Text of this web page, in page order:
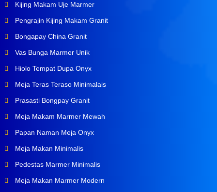
Kijing Makam Uje Marmer
Pengrajin Kijing Makam Granit
Bongapay China Granit
Vas Bunga Marmer Unik
Hiolo Tempat Dupa Onyx
Meja Teras Teraso Minimalais
Prasasti Bongpay Granit
Meja Makam Marmer Mewah
Papan Naman Meja Onyx
Meja Makan Minimalis
Pedestas Marmer Minimalis
Meja Makan Marmer Modern